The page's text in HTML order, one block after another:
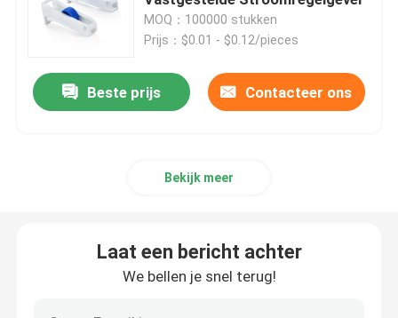
De Toebehoren van de bloedinzameling
Gehalogeneerde Butylrubber
MOQ：100000 stukken
Prijs：$0.01 - $0.12/pieces
Beste prijs Contacteer ons
Bekijk meer
Laat een bericht achter
We bellen je snel terug!